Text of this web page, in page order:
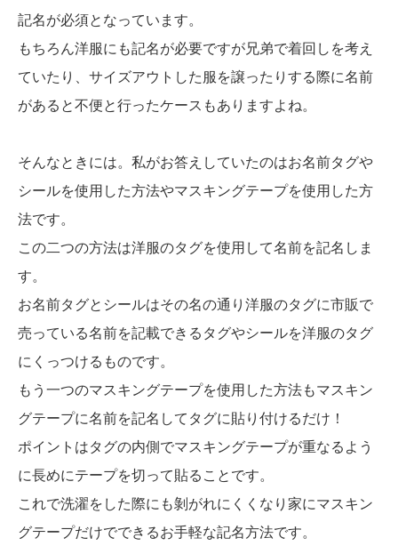
記名が必須となっています。
もちろん洋服にも記名が必要ですが兄弟で着回しを考え
ていたり、サイズアウトした服を譲ったりする際に名前
があると不便と行ったケースもありますよね。
そんなときには。私がお答えしていたのはお名前タグや
シールを使用した方法やマスキングテープを使用した方
法です。
この二つの方法は洋服のタグを使用して名前を記名しま
す。
お名前タグとシールはその名の通り洋服のタグに市販で
売っている名前を記載できるタグやシールを洋服のタグ
にくっつけるものです。
もう一つのマスキングテープを使用した方法もマスキン
グテープに名前を記名してタグに貼り付けるだけ！
ポイントはタグの内側でマスキングテープが重なるよう
に長めにテープを切って貼ることです。
これで洗濯をした際にも剝がれにくくなり家にマスキン
グテープだけでできるお手軽な記名方法です。